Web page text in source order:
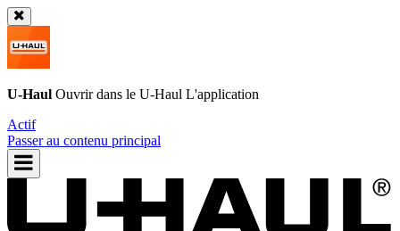
U-Haul Ouvrir dans le U-Haul L'application
Actif
Passer au contenu principal